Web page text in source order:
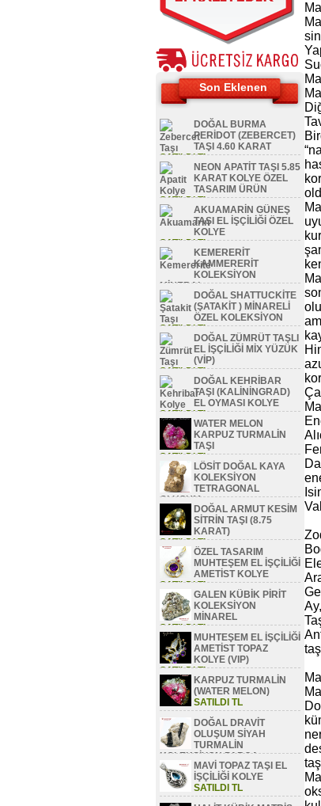
Son Eklenen
DOĞAL BURMA
PERİDOT (ZEBERCET)
TAŞI 4.60 KARAT
SATILDI TL
NEON APATİT TAŞI 5.85
KARAT KOLYE ÖZEL
TASARIM ÜRÜN
SATILDI TL
AKUAMARİN GÜNEŞ
TAŞI EL İŞÇİLİĞİ ÖZEL
KOLYE
SATILDI TL
KEMERERİT
KAMMERERİT
KOLEKSİYON
MİNERAL
SATILDI TLDOĞAL SHATTUCKİTE
(ŞATAKİT ) MİNARELİ
ÖZEL KOLEKSİYON
SATILDI TL
DOĞAL ZÜMRÜT TAŞLI
EL İŞÇİLİĞİ MİX YÜZÜK
(VİP)
SATILDI TL
DOĞAL KEHRİBAR
TAŞI (KALİNİNGRAD)
EL OYMASI KOLYE
SATILDI TL
WATER MELON
KARPUZ TURMALİN
TAŞI
SATILDI TL
LÖSİT DOĞAL KAYA
KOLEKSİYON
TETRAGONAL
OLUŞUM
SATILDI TLDOĞAL ARMUT KESİM
SİTRİN TAŞI (8.75
KARAT)
SATILDI TL
ÖZEL TASARIM
MUHTEŞEM EL İŞÇİLİĞİ
AMETİST KOLYE
SATILDI TL
GALEN KÜBİK PİRİT
KOLEKSİYON
MİNAREL
SATILDI TL
MUHTEŞEM EL İŞÇİLİĞİ
AMETİST TOPAZ
KOLYE (VIP)
SATILDI TL
KARPUZ TURMALİN
(WATER MELON)
SATILDI TL
DOĞAL DRAVİT
OLUŞUM SİYAH
TURMALİN
KOLEKSİYON PARÇA
SATILDI TLMAVİ TOPAZ TAŞI EL
İŞÇİLİĞİ KOLYE
SATILDI TL